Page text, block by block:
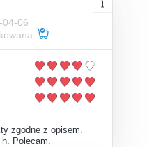
04-06
zgodne z opisem.
h. Polecam.